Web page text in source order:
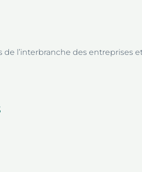
de l’interbranche des entreprises